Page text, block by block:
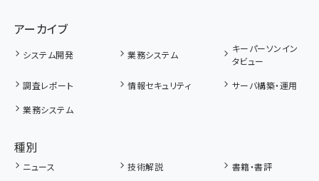
アーカイブ
システム開発 業務システム
キーパーソンイン
タビュー
調査レポート
情報セキュリティ
サーバ構築・運用
業務システム
種別
ニュース 技術解説
書籍・書評